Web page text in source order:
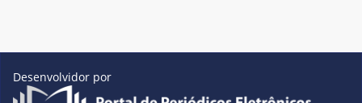
Desenvolvidor por